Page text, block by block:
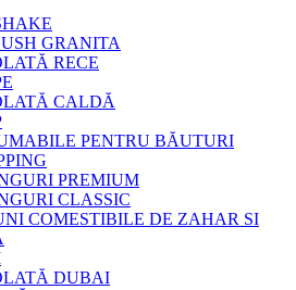
GRANITA
RECE
CALDĂ
PENTRU BĂUTURI
PREMIUM
CLASSIC
COMESTIBILE DE ZAHAR SI
DUBAI